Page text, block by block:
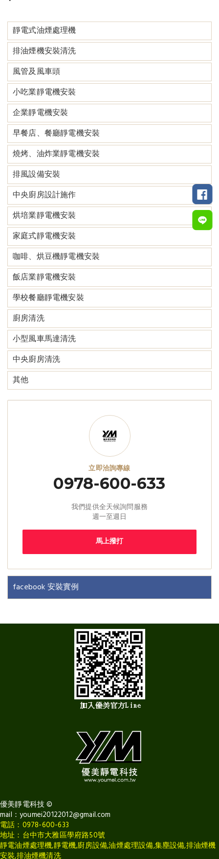
靜電式油煙處理機
排油煙機安裝清洗
風管及風車頭
小吃業靜電機安裝
企業靜電機安裝
早餐店、餐廳靜電機安裝
燒烤、油炸業靜電機安裝
排風設備安裝
中央廚房設計施作
烘培業靜電機安裝
家庭式靜電機安裝
咖啡、烘豆機靜電機安裝
飯店業靜電機安裝
學校餐廳靜電機安裝
廚房清洗
小型風車馬達清洗
中央廚房清洗
其他
立即洽詢專線
0978-600-633
我們提供全天候詢問服務
週一至週日
馬上撥打
facebook 安裝實例
優美靜電科技©
mail： youmei20122012@gmail.com
電話：0978-600-633
地址：台中市大雅區學府路50號
靜電油煙處理機,靜電機,廚房設備,油煙處理設備,集塵設備,排油煙機
安裝,排油煙機清洗